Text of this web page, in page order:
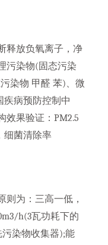
释放负氧离子，净
污染物(固态污染
染物 甲醛 苯)、微
病预防控制中
效果验证：PM2.5
细菌清除率
则为：三高一低，
h(3瓦功耗下的
污染物收集器);能